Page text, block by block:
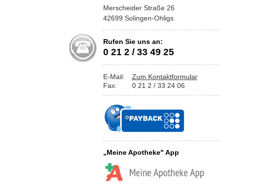
Merscheider Straße 26
42699 Solingen-Ohligs
Rufen Sie uns an:
0 21 2 / 33 49 25
E-Mail:
Zum Kontaktformular
Fax:
0 21 2 / 33 24 06
„Meine Apotheke" App